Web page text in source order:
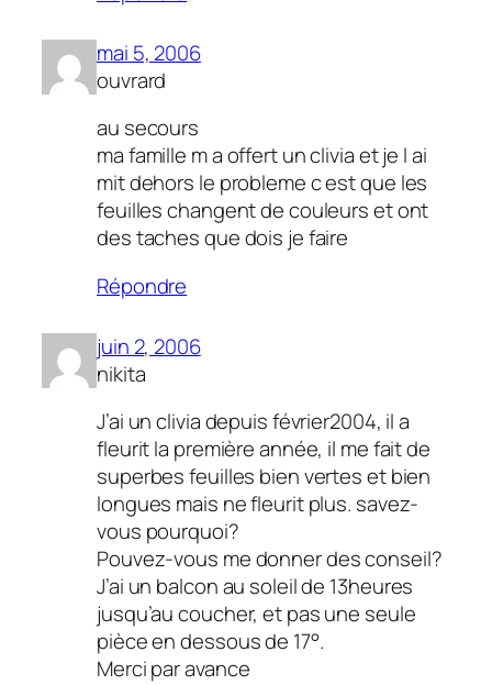
mai 5, 2006
ouvrard
au secours
ma famille m a offert un clivia et je l ai
mit dehors le probleme c est que les
feuilles changent de couleurs et ont
des taches que dois je faire
Répondre
juin 2, 2006
nikita
J’ai un clivia depuis février2004, il a
fleurit la première année, il me fait de
superbes feuilles bien vertes et bien
longues mais ne fleurit plus. savez-
vous pourquoi?
Pouvez-vous me donner des conseil?
J’ai un balcon au soleil de 13heures
jusqu’au coucher, et pas une seule
pièce en dessous de 17°.
Merci par avance